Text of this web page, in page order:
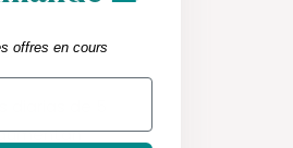
de 5
offres en cours